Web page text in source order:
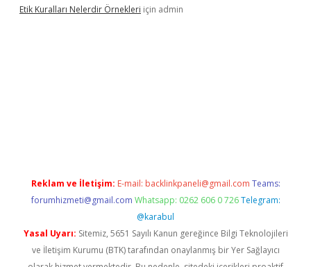
Etik Kuralları Nelerdir Örnekleri için admin
Reklam ve İletişim: E-mail: backlinkpaneli@gmail.com Teams:
forumhizmeti@gmail.com Whatsapp: 0262 606 0 726 Telegram:
@karabul
Yasal Uyarı: Sitemiz, 5651 Sayılı Kanun gereğince Bilgi Teknolojileri
ve İletişim Kurumu (BTK) tarafından onaylanmış bir Yer Sağlayıcı